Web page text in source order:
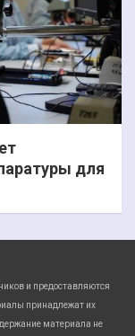
для
и предоставляются
принадлежат их
материала не